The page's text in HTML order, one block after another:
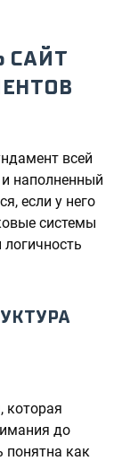
САЙТ
всей
наполненный
если у него
системы
которая
до
понятна как